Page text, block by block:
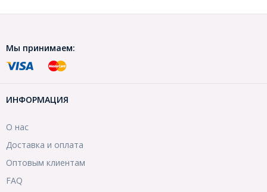
Мы принимаем:
ИНФОРМАЦИЯ
О нас
Доставка и оплата
Оптовым клиентам
FAQ